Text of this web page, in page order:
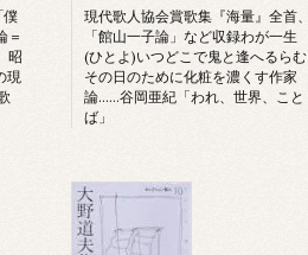
僕
＝
昭
現
現代歌人協会賞歌集『海量』全首、
「館山一子論」など収録わが一生
(ひとよ)いつどこで鬼と逢へるらむ
その日のために化粧を濃くす作家
論……谷岡亜紀「われ、世界、こと
ば」